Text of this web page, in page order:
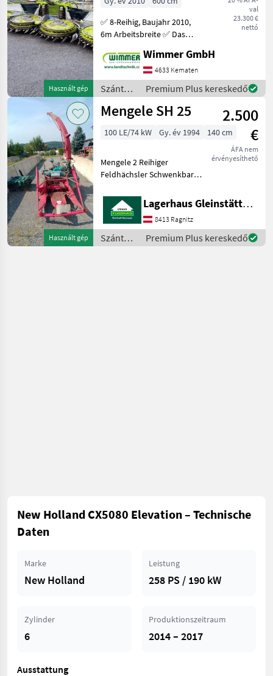
Használt gép
Maisvorsatz
val
23.300 €
nettó
✅ 8-Reihig, Baujahr 2010,
6m Arbeitsbreite ✅ Das
600 aus dem Baujahr 2010
ist ein bewährtes und
leistungsstarkes Maisgebiss,
ideal für den
Wimmer GmbH
4633 Kematen
Szántóföldi
betakarítógépek
/ Claas
Premium Plus kereskedő
Használt gép
Mengele SH 25
2.500
€
ÁFA nem
érvényesíthető
100 LE/74 kW Gy. év 1994 140 cm
Mengele 2 Reihiger
Feldhächsler Schwenkbar
Verstellung Sofort
Einsatzbereit Építésmód:
Függesztett,
Magprocesszor, Átmenő
teljesítményleadó tengely
Lagerhaus Gleinstätten-Ehrenhausen-Wies eGen
8413 Ragnitz
Szántóföldi
betakarítógépek
Premium Plus kereskedő
New Holland CX5080 Elevation – Technische
Daten
Marke
New Holland
Leistung
258 PS / 190 kW
Zylinder
6
Produktionszeitraum
2014 – 2017
Ausstattung